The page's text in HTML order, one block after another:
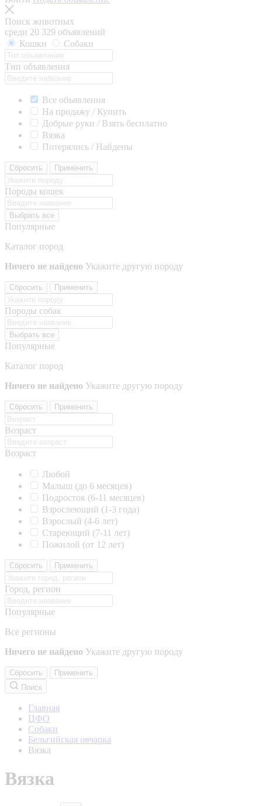
Поиск животных
среди 20 329 объявлений
Кошки
Собаки
Тип объявления
Все объявления
На продажу / Купить
Добрые руки / Взять бесплатно
Вязка
Потерялись / Найдены
Сбросить Применить
Породы кошек
Выбрать все
Популярные
Каталог пород
Ничего не найдено Укажите другую породу
Сбросить Применить
Породы собак
Выбрать все
Популярные
Каталог пород
Ничего не найдено Укажите другую породу
Сбросить Применить
Возраст
Возраст
Любой
Малыш (до 6 месяцев)
Подросток (6-11 месяцев)
Взрослеющий (1-3 года)
Взрослый (4-6 лет)
Стареющий (7-11 лет)
Пожилой (от 12 лет)
Сбросить Применить
Город, регион
Популярные
Все регионы
Ничего не найдено Укажите другую породу
Сбросить
Применить
Поиск
Главная
ЦФО
Собаки
Бельгийская овчарка
Вязка
Вязка